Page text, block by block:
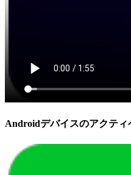
Androidデバイスのアクテ